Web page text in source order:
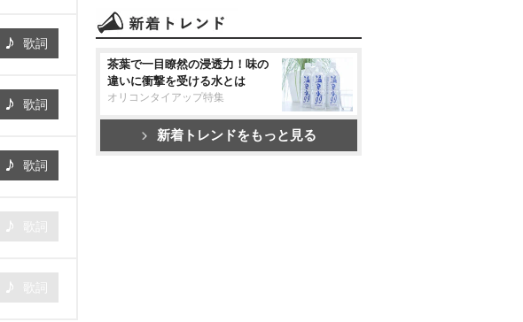
歌詞
歌詞
歌詞
茶葉で一目瞭然の浸透力！味の
違いに衝撃を受ける水とは
オリコンタイアップ特集
新着トレンドをもっと見る